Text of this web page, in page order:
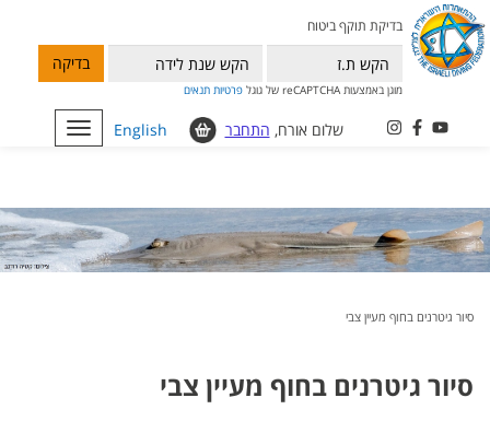
בדיקת תוקף ביטוח
בדיקה
מוגן באמצעות reCAPTCHA של גוגל פרטיות תנאים
Toggle
navigation
English שלום אורח, התחבר
סיור גיטרנים בחוף מעיין צבי
סיור גיטרנים בחוף מעיין צבי